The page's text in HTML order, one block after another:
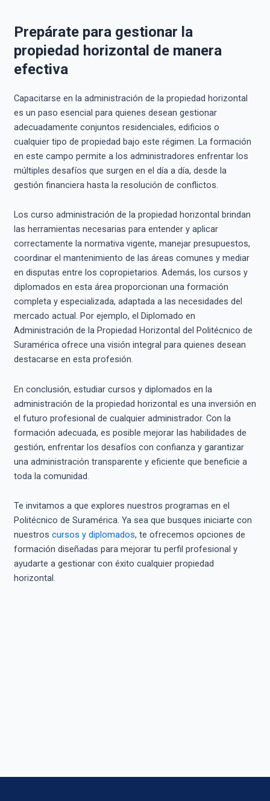
Prepárate para gestionar la
propiedad horizontal de manera
efectiva
Capacitarse en la administración de la propiedad horizontal
es un paso esencial para quienes desean gestionar
adecuadamente conjuntos residenciales, edificios o
cualquier tipo de propiedad bajo este régimen. La formación
en este campo permite a los administradores enfrentar los
múltiples desafíos que surgen en el día a día, desde la
gestión financiera hasta la resolución de conflictos.
Los curso administración de la propiedad horizontal brindan
las herramientas necesarias para entender y aplicar
correctamente la normativa vigente, manejar presupuestos,
coordinar el mantenimiento de las áreas comunes y mediar
en disputas entre los copropietarios. Además, los cursos y
diplomados en esta área proporcionan una formación
completa y especializada, adaptada a las necesidades del
mercado actual. Por ejemplo, el Diplomado en
Administración de la Propiedad Horizontal del Politécnico de
Suramérica ofrece una visión integral para quienes desean
destacarse en esta profesión.
En conclusión, estudiar cursos y diplomados en la
administración de la propiedad horizontal es una inversión en
el futuro profesional de cualquier administrador. Con la
formación adecuada, es posible mejorar las habilidades de
gestión, enfrentar los desafíos con confianza y garantizar
una administración transparente y eficiente que beneficie a
toda la comunidad.
Te invitamos a que explores nuestros programas en el
Politécnico de Suramérica. Ya sea que busques iniciarte con
nuestros cursos y diplomados, te ofrecemos opciones de
formación diseñadas para mejorar tu perfil profesional y
ayudarte a gestionar con éxito cualquier propiedad
horizontal.